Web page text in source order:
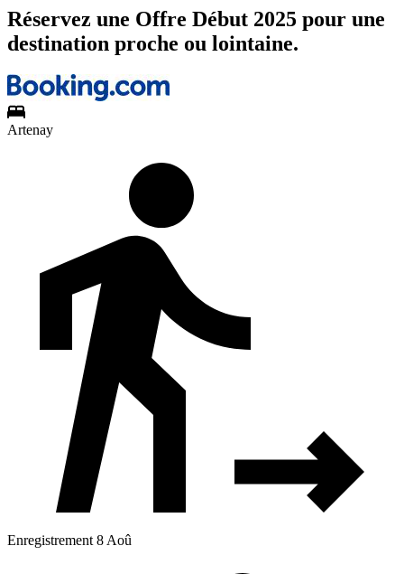
Réservez une Offre Début 2025 pour une
destination proche ou lointaine.
Artenay
Enregistrement 8 Aoû